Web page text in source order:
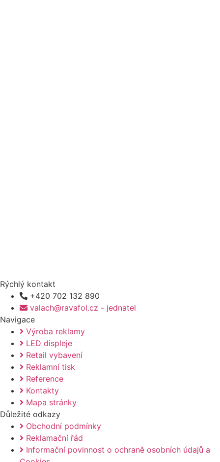
Rýchlý kontakt
+420 702 132 890
valach@ravafol.cz - jednatel
Navigace
Výroba reklamy
LED displeje
Retail vybavení
Reklamní tisk
Reference
Kontakty
Mapa stránky
Důležité odkazy
Obchodní podmínky
Reklamační řád
Informační povinnost o ochraně osobních údajů a